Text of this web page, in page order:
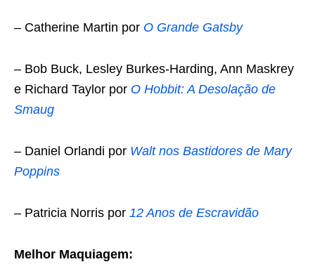
– Catherine Martin por O Grande Gatsby
– Bob Buck, Lesley Burkes-Harding, Ann Maskrey
e Richard Taylor por O Hobbit: A Desolação de
Smaug
– Daniel Orlandi por Walt nos Bastidores de Mary
Poppins
– Patricia Norris por 12 Anos de Escravidão
Melhor Maquiagem: